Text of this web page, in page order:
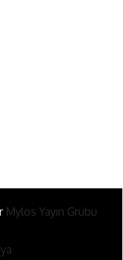
Mylos Yayın Grubu